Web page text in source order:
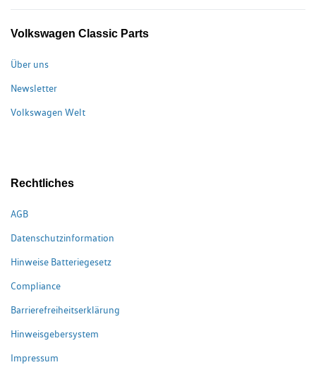
Volkswagen Classic Parts
Über uns
Newsletter
Volkswagen Welt
Rechtliches
AGB
Datenschutzinformation
Hinweise Batteriegesetz
Compliance
Barrierefreiheitserklärung
Hinweisgebersystem
Impressum